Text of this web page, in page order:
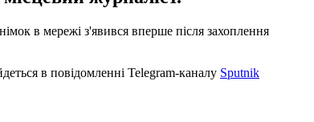
в мережі з'явився вперше після захоплення
в повідомленні Telegram-каналу Sputnik